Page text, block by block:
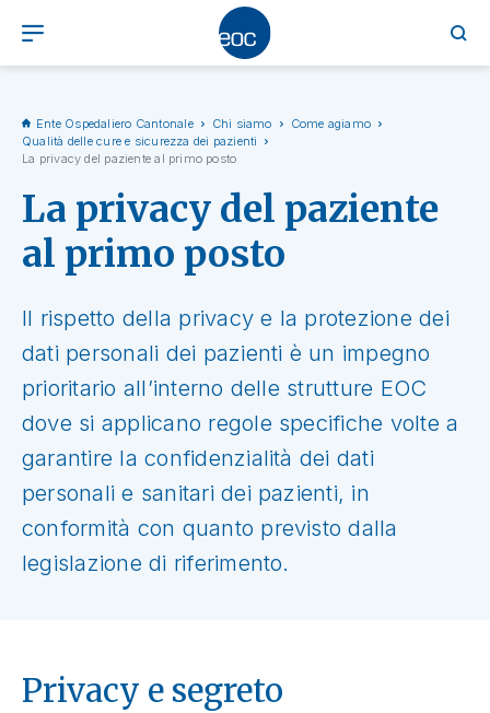
Ente Ospedaliero Cantonale Chi siamo
Come agiamo
Qualità delle cure e sicurezza dei pazienti
La privacy del paziente al primo posto
La privacy del paziente
al primo posto
Il rispetto della privacy e la protezione dei
dati personali dei pazienti è un impegno
prioritario all’interno delle strutture EOC
dove si applicano regole specifiche volte a
garantire la confidenzialità dei dati
personali e sanitari dei pazienti, in
conformità con quanto previsto dalla
legislazione di riferimento.
Privacy e segreto